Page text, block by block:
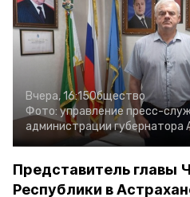
Вчера, 16:15Общество
Фото: управление пресс-
администрации губернатора
Представитель главы
Республики в